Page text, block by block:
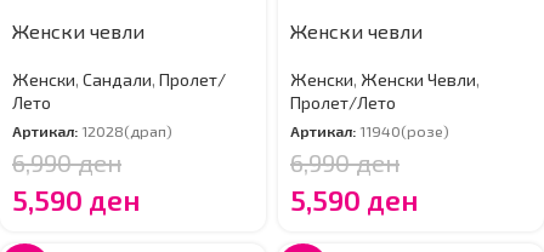
Женски чевли
Женски, Сандали, Пролет/
Лето
Артикал: 12028(драп)
6,990ден
5,590 ден
Женски чевли
Женски, Женски Чевли,
Пролет/Лето
Артикал: 11940(розе)
6,990ден
5,590 ден